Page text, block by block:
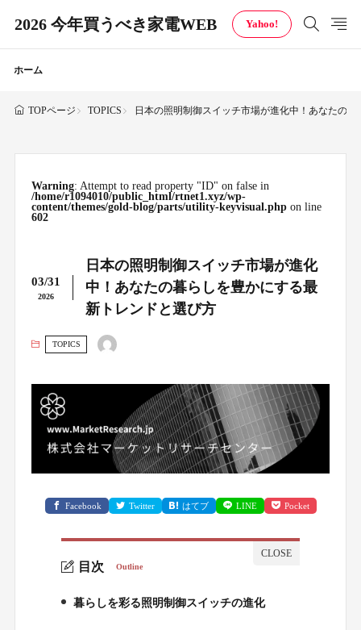
2026 今年買うべき家電WEB Yahoo!
ホーム
TOPページ TOPICS 日本の照明制御スイッチ市場が進化中！あなたの
Warning: Attempt to read property "ID" on false in
/home/r1094010/public_html/rtnet1.xyz/wp-
content/themes/gold-blog/parts/utility-keyvisual.phpon line
602
03/31
2026
日本の照明制御スイッチ市場が進化
中！あなたの暮らしを豊かにする最
新トレンドと選び方
TOPICS
Facebook Twitter はてブ LINE Pocket
目次 Outline
1.
暮らしを彩る照明制御スイッチの進化